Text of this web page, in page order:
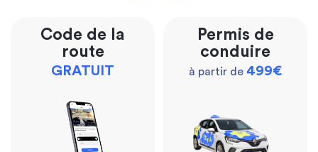
Code de la
route
GRATUIT
Permis de
conduire
à partir de 499€